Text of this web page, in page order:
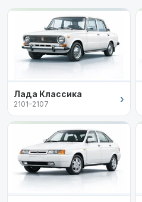
Лада Классика
2101–2107 ›